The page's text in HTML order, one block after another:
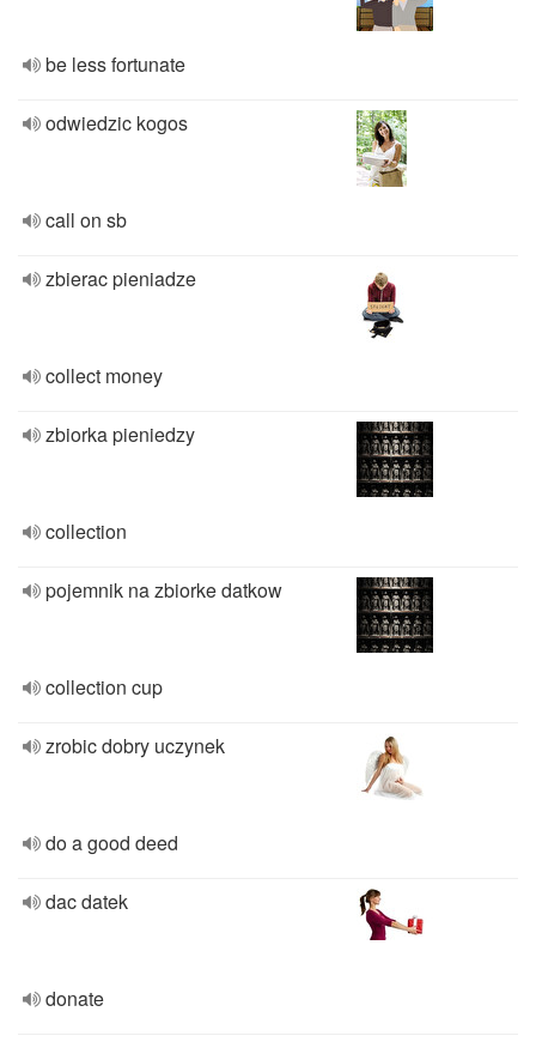
be less fortunate
odwiedzic kogos
call on sb
zbierac pieniadze
collect money
zbiorka pieniedzy
collection
pojemnik na zbiorke datkow
collection cup
zrobic dobry uczynek
do a good deed
dac datek
donate